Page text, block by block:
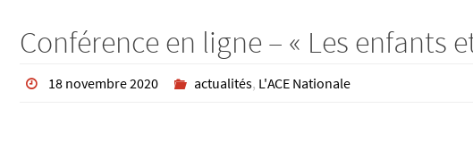
Conférence en ligne – « Les enfants
18 novembre 2020 actualités, L'ACE Nationale